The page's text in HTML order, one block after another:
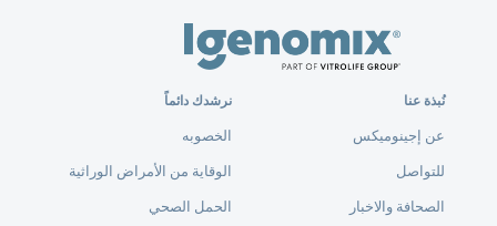
نرشدك دائماً
الخصوبه
الوقاية من الأمراض الوراثية
الحمل الصحي
نُبذة عنا
عن إجينوميكس
للتواصل
الصحافة والاخبار